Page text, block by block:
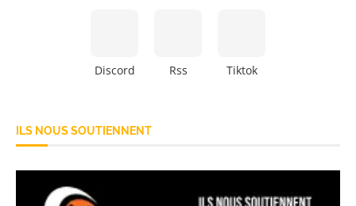
Discord Rss Tiktok
ILS NOUS SOUTIENNENT